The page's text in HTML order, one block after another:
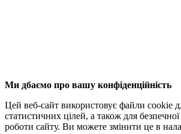
Ми дбаємо про вашу конфіденційність
Цей веб-сайт використовує файли cookie
статистичних цілей, а також для
роботи сайту. Ви можете змінити це в